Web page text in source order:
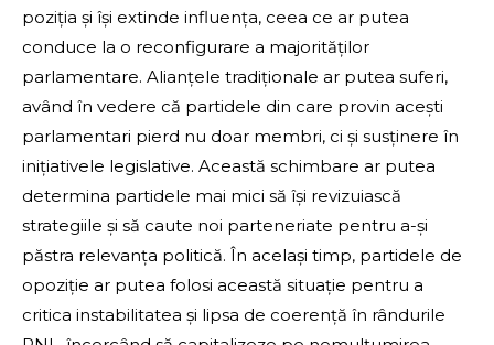
poziția și își extinde influența, ceea ce ar putea
conduce la o reconfigurare a majorităților
parlamentare. Alianțele tradiționale ar putea suferi,
având în vedere că partidele din care provin acești
parlamentari pierd nu doar membri, ci și susținere în
inițiativele legislative. Această schimbare ar putea
determina partidele mai mici să își revizuiască
strategiile și să caute noi parteneriate pentru a-și
păstra relevanța politică. În același timp, partidele de
opoziție ar putea folosi această situație pentru a
critica instabilitatea și lipsa de coerență în rândurile